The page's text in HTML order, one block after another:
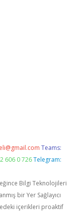
Teams:
606 0 726 Telegram:
Bilgi Teknolojileri
bir Yer Sağlayıcı
içerikleri proaktif